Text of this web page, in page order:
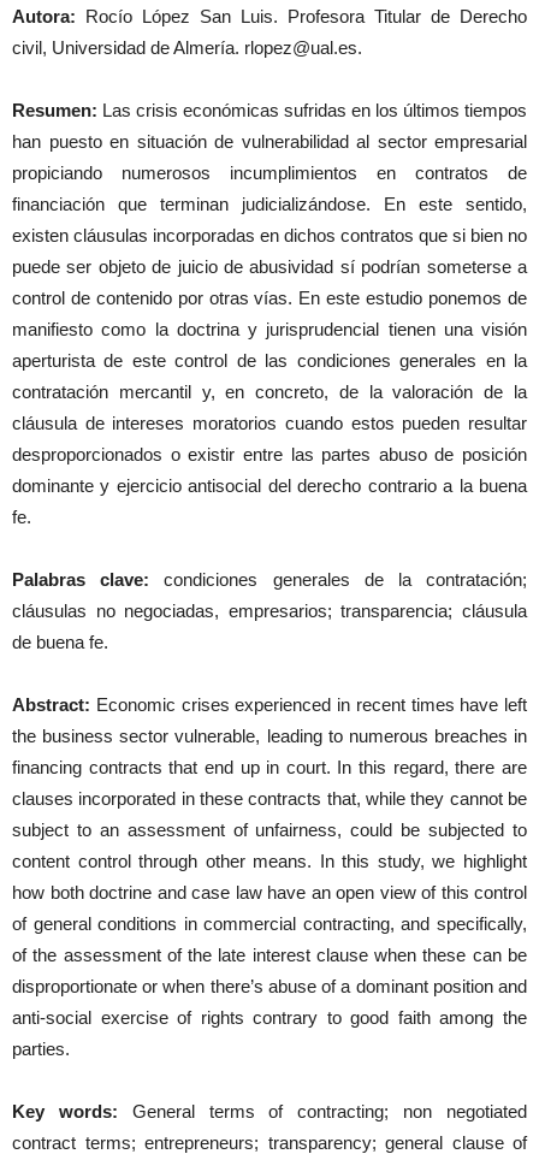
Autora: Rocío López San Luis. Profesora Titular de Derecho
civil, Universidad de Almería. rlopez@ual.es.
Resumen: Las crisis económicas sufridas en los últimos tiempos
han puesto en situación de vulnerabilidad al sector empresarial
propiciando numerosos incumplimientos en contratos de
financiación que terminan judicializándose. En este sentido,
existen cláusulas incorporadas en dichos contratos que si bien no
puede ser objeto de juicio de abusividad sí podrían someterse a
control de contenido por otras vías. En este estudio ponemos de
manifiesto como la doctrina y jurisprudencial tienen una visión
aperturista de este control de las condiciones generales en la
contratación mercantil y, en concreto, de la valoración de la
cláusula de intereses moratorios cuando estos pueden resultar
desproporcionados o existir entre las partes abuso de posición
dominante y ejercicio antisocial del derecho contrario a la buena
fe.
Palabras clave: condiciones generales de la contratación;
cláusulas no negociadas, empresarios; transparencia; cláusula
de buena fe.
Abstract: Economic crises experienced in recent times have left
the business sector vulnerable, leading to numerous breaches in
financing contracts that end up in court. In this regard, there are
clauses incorporated in these contracts that, while they cannot be
subject to an assessment of unfairness, could be subjected to
content control through other means. In this study, we highlight
how both doctrine and case law have an open view of this control
of general conditions in commercial contracting, and specifically,
of the assessment of the late interest clause when these can be
disproportionate or when there’s abuse of a dominant position and
anti-social exercise of rights contrary to good faith among the
parties.
Key words: General terms of contracting; non negotiated
contract terms; entrepreneurs; transparency; general clause of